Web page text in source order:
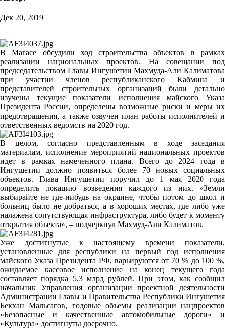
Дек 20, 2019
В Магасе обсудили ход строительства объектов в рамках
реализации национальных проектов. На совещании под
председательством Главы Ингушетии Махмуда-Али Калиматова
при участии членов республиканского Кабмина и
представителей строительных организаций были детально
изучены текущие показатели исполнения майского Указа
Президента России, определены возможные риски и меры их
предотвращения, а также озвучен план работы исполнителей и
ответственных ведомств на 2020 год.
В целом, согласно представленным в ходе заседания
материалам, исполнение мероприятий национальных проектов
идет в рамках намеченного плана. Всего до 2024 года в
Ингушетии должно появиться более 70 новых социальных
объектов. Глава Ингушетии поручил до 1 мая 2020 года
определить локацию возведения каждого из них. «Земли
выбирайте не где-нибудь на окраине, чтобы потом до школ и
больниц было не добраться, а в хороших местах, где либо уже
налажена сопутствующая инфраструктура, либо будет к моменту
открытия объекта», – подчеркнул Махмуд-Али Калиматов.
Уже достигнутые к настоящему времени показатели,
установленные для республики на первый год исполнения
майского Указа Президента РФ, варьируются от 70 % до 100 %,
ожидаемое кассовое исполнение на конец текущего года
составляет порядка 5,3 млрд рублей. При этом, как сообщил
начальник Управления организации проектной деятельности
Администрации Главы и Правительства Республики Ингушетия
Бекхан Мальсагов, годовые объемы реализации нацпроектов
«Безопасные и качественные автомобильные дороги» и
«Культура» достигнуты досрочно.